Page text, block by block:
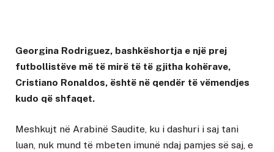
Georgina Rodriguez, bashkëshortja e një prej
futbollistëve më të mirë të të gjitha kohërave,
Cristiano Ronaldos, është në qendër të vëmendjes
kudo që shfaqet.
Meshkujt në Arabinë Saudite, ku i dashuri i saj tani
luan, nuk mund të mbeten imunë ndaj pamjes së saj, e